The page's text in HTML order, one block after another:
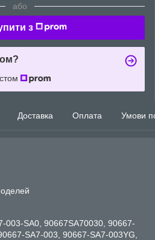
або
з
Доставка Оплата Умови
003-SA0, 90667SA70030, 90667-
SA7-003, 90667-SA7-003YG,